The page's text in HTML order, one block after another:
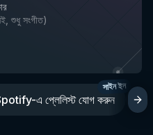
শুধু সংগীত)
এ প্লেলিস্ট যোগ করুন
সাইন ইন